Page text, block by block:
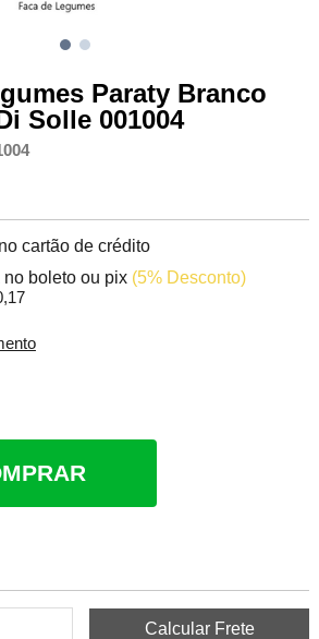
Paraty Branco
Solle 001004
no cartão de crédito
no boleto ou pix (5% Desconto)